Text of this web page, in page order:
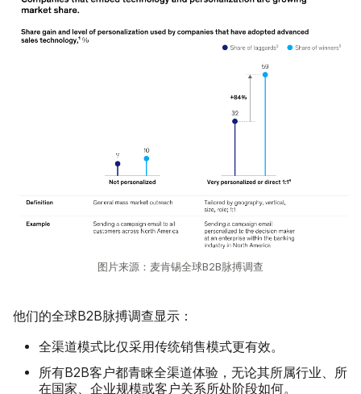
图片来源：麦肯锡全球B2B脉搏调查
他们的全球B2B脉搏调查显示：
全渠道模式比仅采用传统销售模式更有效。
所有B2B客户都青睐全渠道体验，无论其所属行业、所
在国家、企业规模或客户关系所处阶段如何。